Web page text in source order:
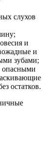
слухов
и
и
зубами;
опасными
остатков.